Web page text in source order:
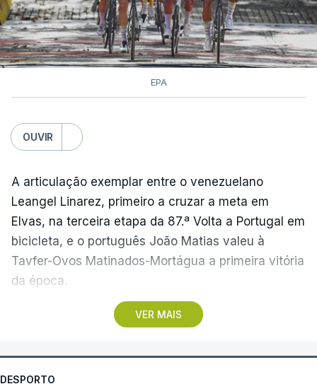
EPA
OUVIR
VER MAIS
A articulação exemplar entre o venezuelano
Leangel Linarez, primeiro a cruzar a meta em
Elvas, na terceira etapa da 87.ª Volta a Portugal em
bicicleta, e o português João Matias valeu à
Tavfer-Ovos Matinados-Mortágua a primeira vitória
da época.
Discreta nas chegadas ao Palácio Nacional de
feira, a equipa dirigida por Gustavo Veloso
apresentou a sua melhor versão nos derradeiros
DESPORTO